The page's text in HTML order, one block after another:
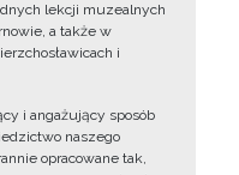
lekcji muzealnych
a także w
i
i angażujący sposób
naszego
opracowane tak,